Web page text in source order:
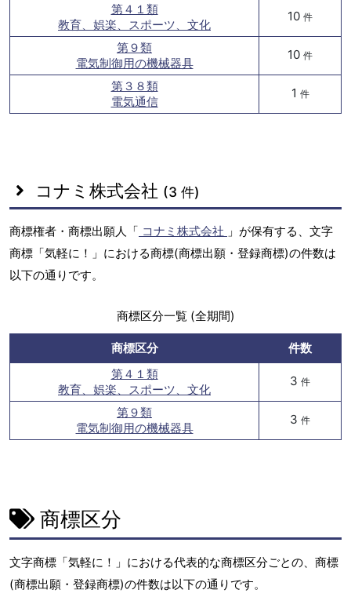
第４１類
教育、娯楽、スポーツ、文化
10 件
第９類
電気制御用の機械器具
10 件
第３８類
電気通信
1 件
コナミ株式会社 (3 件)
商標権者・商標出願人「 コナミ株式会社 」が保有する、文字
商標「気軽に！」における商標(商標出願・登録商標)の件数は
以下の通りです。
商標区分一覧 (全期間)
商標区分
件数
第４１類
教育、娯楽、スポーツ、文化
3 件
第９類
電気制御用の機械器具
3 件
商標区分
文字商標「気軽に！」における代表的な商標区分ごとの、商標
(商標出願・登録商標)の件数は以下の通りです。